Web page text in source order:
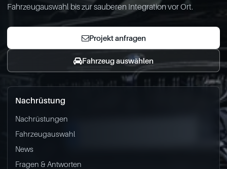
Fahrzeugauswahl bis zur sauberen Integration vor Ort.
Projekt anfragen
Fahrzeug auswählen
Nachrüstung
Nachrüstungen
Fahrzeugauswahl
News
Fragen & Antworten